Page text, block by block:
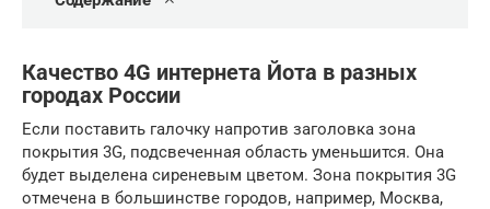
Качество 4G интернета Йота в разных
городах России
Если поставить галочку напротив заголовка зона
покрытия 3G, подсвеченная область уменьшится. Она
будет выделена сиреневым цветом. Зона покрытия 3G
отмечена в большинстве городов, например, Москва,